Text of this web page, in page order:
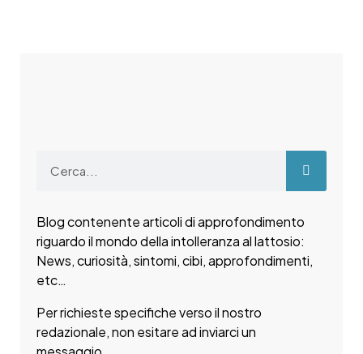
Blog contenente articoli di approfondimento
riguardo il mondo della intolleranza al lattosio:
News, curiosità, sintomi, cibi, approfondimenti,
etc…
Per richieste specifiche verso il nostro
redazionale, non esitare ad inviarci un